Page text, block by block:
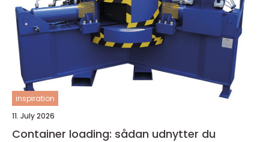
inspiration
11. July 2026
Container loading: sådan udnytter du